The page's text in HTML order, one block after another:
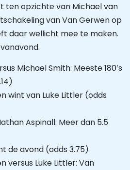
ten opzichte van Michael van
van Van Gerwen op
daar wellicht mee te maken.
Michael Smith: Meeste 180’s
wint van Luke Littler (odds
Aspinall: Meer dan 5.5
de avond (odds 3.75)
versus Luke Littler: Van